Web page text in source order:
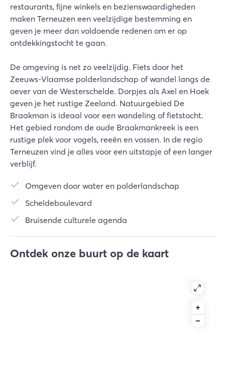
restaurants, fijne winkels en bezienswaardigheden
maken Terneuzen een veelzijdige bestemming en
geven je meer dan voldoende redenen om er op
ontdekkingstocht te gaan.
De omgeving is net zo veelzijdig. Fiets door het
Zeeuws-Vlaamse polderlandschap of wandel langs de
oever van de Westerschelde. Dorpjes als Axel en Hoek
geven je het rustige Zeeland. Natuurgebied De
Braakman is ideaal voor een wandeling of fietstocht.
Het gebied rondom de oude Braakmankreek is een
rustige plek voor vogels, reeën en vossen. In de regio
Terneuzen vind je alles voor een uitstapje of een langer
verblijf.
Omgeven door water en polderlandschap
Scheldeboulevard
Bruisende culturele agenda
Ontdek onze buurt op de kaart